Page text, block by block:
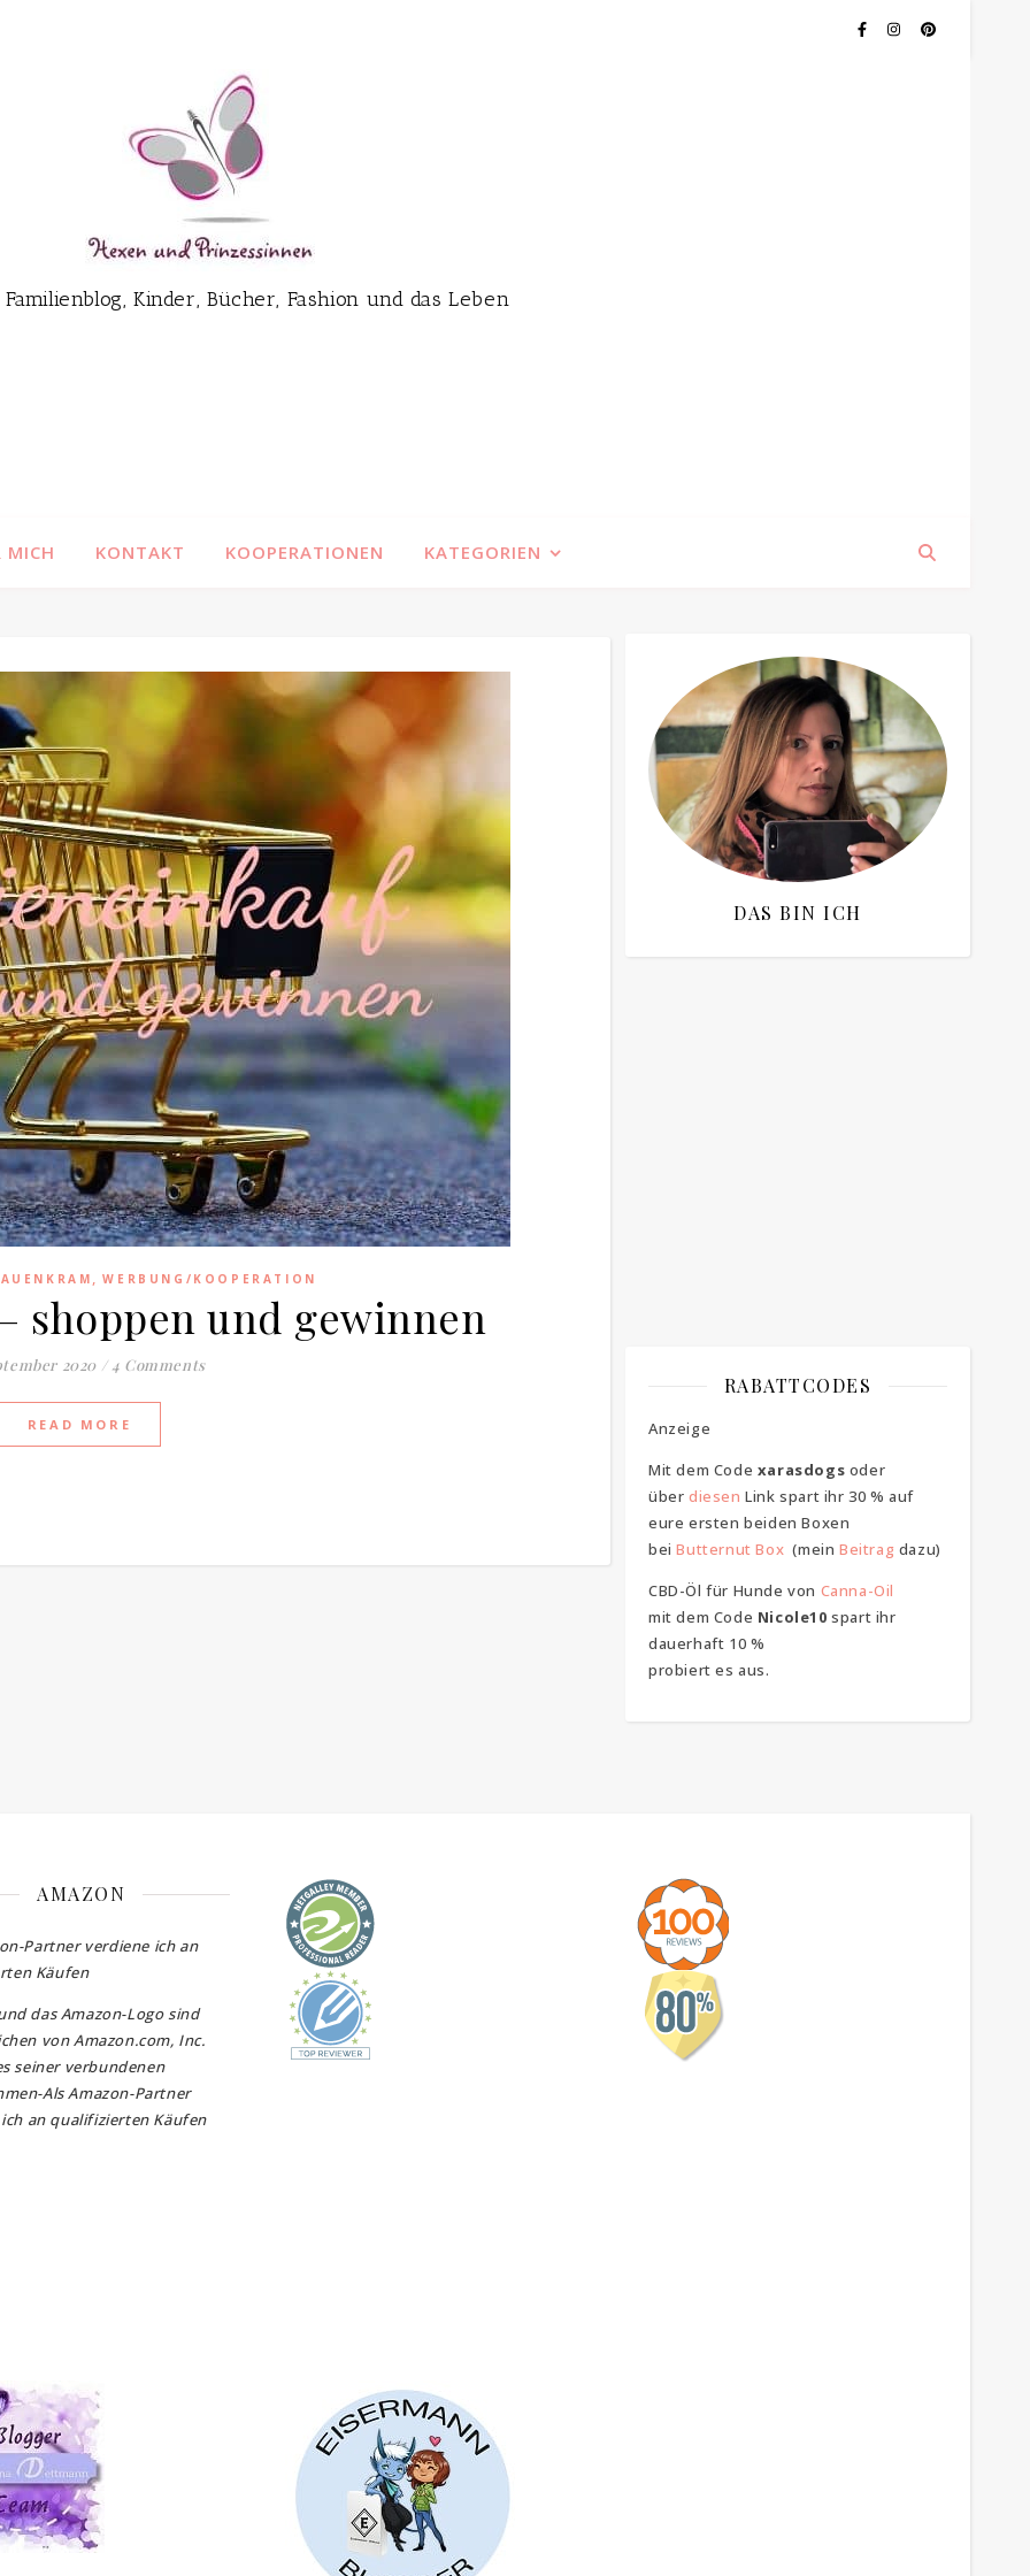
Familienblog, Kinder, Bücher, Fashion und das Leben
MICH KONTAKT KOOPERATIONEN KATEGORIEN
,WERBUNG/KOOPERATION
shoppen und gewinnen
2020 / 4 Comments
READ MORE
DAS BIN ICH
RABATTCODES
Anzeige
Mit dem Code xarasdogs oder
über diesen Link spart ihr 30 % auf
eure ersten beiden Boxen
beiButternut Box (meinBeitrag dazu)
CBD-Öl für Hunde von Canna-Oil
mit dem Code Nicole10 spart ihr
dauerhaft 10 %
probiert es aus.
AMAZON
Partner verdiene ich an
Käufen
das Amazon-Logo sind
von Amazon.com, Inc.
seiner verbundenen
Als Amazon-Partner
an qualifizierten Käufen